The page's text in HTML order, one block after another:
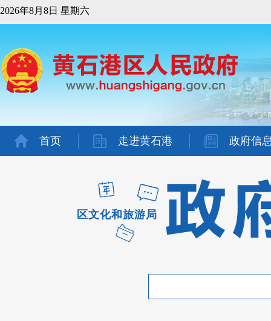
2026年8月8日 星期六
首页 走进黄石港 政府信
区文化和旅游局